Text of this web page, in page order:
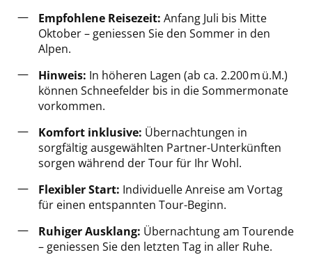
Empfohlene Reisezeit: Anfang Juli bis Mitte
Oktober – geniessen Sie den Sommer in den
Alpen.
Hinweis: In höheren Lagen (ab ca. 2.200 m ü.M.)
können Schneefelder bis in die Sommermonate
vorkommen.
Komfort inklusive: Übernachtungen in
sorgfältig ausgewählten Partner-Unterkünften
sorgen während der Tour für Ihr Wohl.
Flexibler Start: IndividuelleAnreise am Vortag
für einen entspannten Tour-Beginn.
Ruhiger Ausklang: Übernachtung am Tourende
– geniessen Sie den letzten Tag in aller Ruhe.